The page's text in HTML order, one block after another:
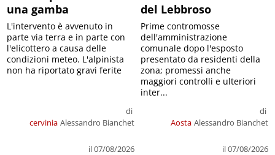
una gamba
cervinia
di
Alessandro Bianchet
il 07/08/2026
L'intervento è avvenuto in
parte via terra e in parte con
l'elicottero a causa delle
condizioni meteo. L'alpinista
non ha riportato gravi ferite
del Lebbroso
Aosta
di
Alessandro Bianchet
il 07/08/2026
Prime contromosse
dell'amministrazione
comunale dopo l'esposto
presentato da residenti della
zona; promessi anche
maggiori controlli e ulteriori
inter...